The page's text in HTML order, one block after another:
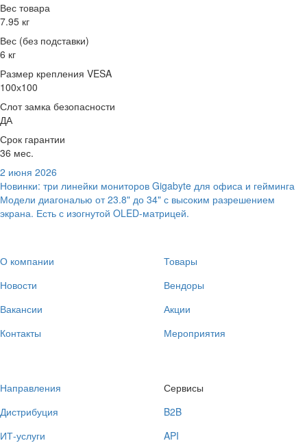
Вес товара
7.95 кг
Вес (без подставки)
6 кг
Размер крепления VESA
100х100
Слот замка безопасности
ДА
Срок гарантии
36 мес.
2 июня 2026
Новинки: три линейки мониторов Gigabyte для офиса и гейминга
Модели диагональю от 23.8" до 34" с высоким разрешением
экрана. Есть с изогнутой OLED-матрицей.
О компании
Новости
Вакансии
Контакты
Товары
Вендоры
Акции
Мероприятия
Направления
Дистрибуция
ИТ-услуги
Сервисы
B2B
API